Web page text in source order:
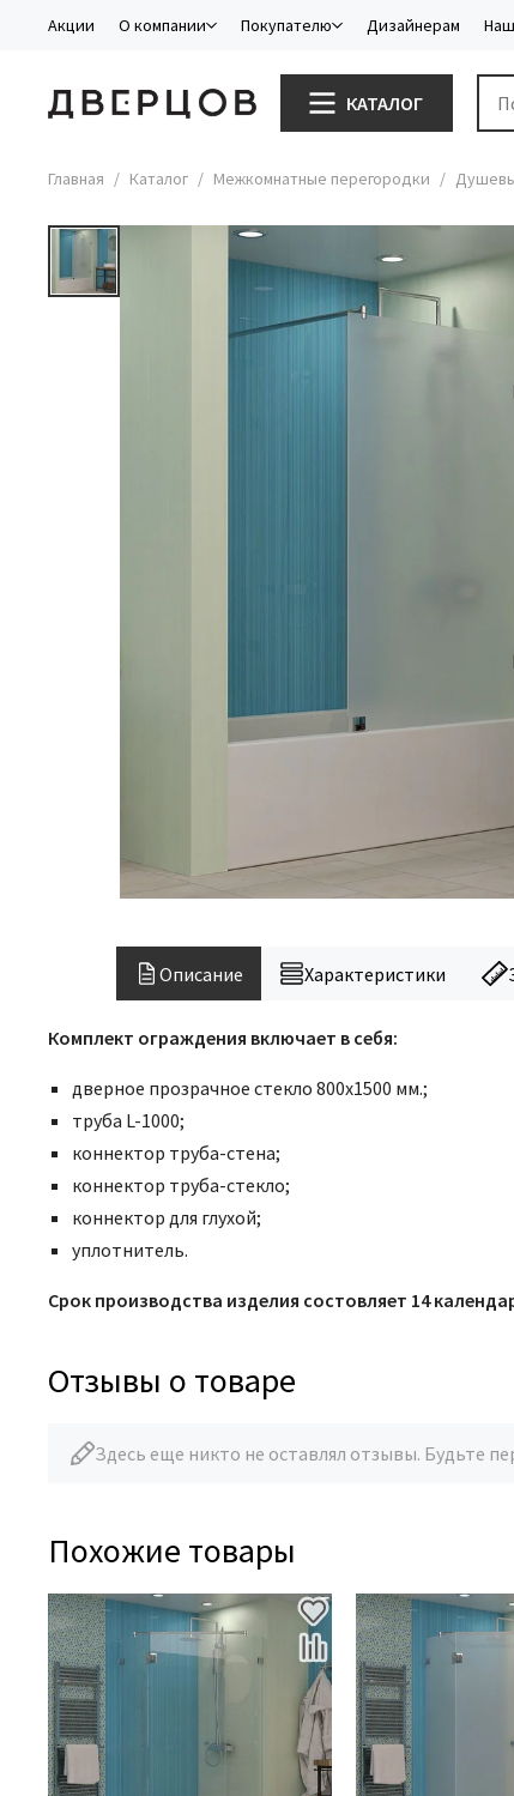
Акции О компании Покупателю Дизайнерам
КАТАЛОГ
Главная Каталог Межкомнатные перегородки
Описание Характеристики
Комплект ограждения включает в себя:
дверное прозрачное стекло 800х1500 мм.;
труба L-1000;
коннектор труба-стена;
коннектор труба-стекло;
коннектор для глухой;
уплотнитель.
Срок производства изделия состовляет 14
Отзывы о товаре
Здесь еще никто не оставлял отзывы. Будьте
Похожие товары